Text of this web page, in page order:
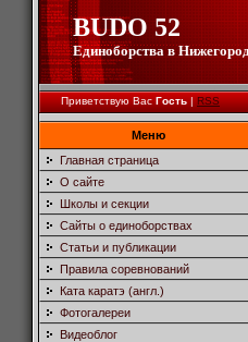
BUDO 52
Единоборства в
Приветствую Вас Гость|RSS
Меню
Главная страница
О сайте
Школы и секции
Сайты о единоборствах
Статьи и публикации
Правила соревнований
Ката каратэ (англ.)
Фотогалереи
Видеоблог